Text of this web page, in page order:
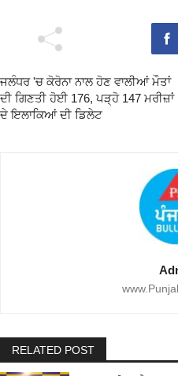
ਜਲੰਧਰ 'ਚ ਕੋਰੋਨਾ ਨਾਲ ਹੋਣ ਵਾਲੀਆਂ ਮੌਤਾਂ
ਦੀ ਗਿਣਤੀ ਹੋਈ 176, ਪੜ੍ਹੋ 147 ਮਰੀਜ਼ਾਂ
ਦੇ ਇਲਾਕਿਆਂ ਦੀ ਡਿਲੇਟ
RELATED POST